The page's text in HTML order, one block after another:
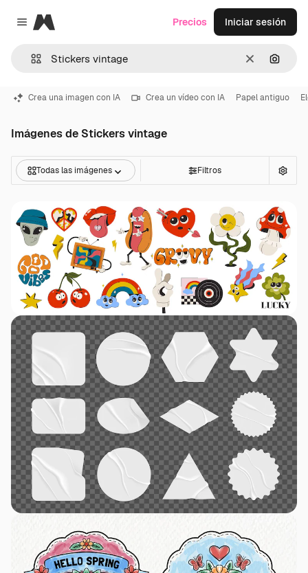
Close menu
Magnific
Borrar
Precios Iniciar sesión
Crea una imagen con IA Crea un vídeo con IA Papel antiguo
Imágenes de Stickers vintage
Todas las imágenes Filtros